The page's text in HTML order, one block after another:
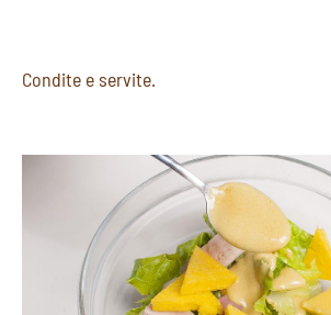
Condite e servite.